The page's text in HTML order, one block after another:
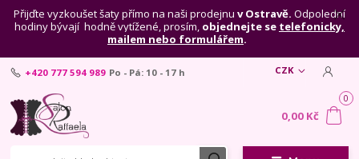
Přijďte vyzkoušet šaty přímo na naši prodejnu v Ostravě. Odpolední
hodiny bývají hodně vytížené, prosím, objednejte se telefonicky,
mailem nebo formulářem.
CZK
+420 777 594 989 Po - Pá: 10 - 17 h
0
0,00 Kč